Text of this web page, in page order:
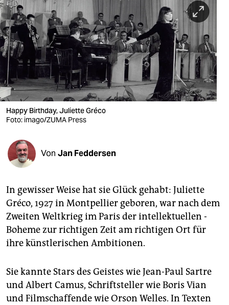
berlin
nord
wahrheit
verlag
verlag
veranstaltungen
shop
fragen & hilfe
abo
genossenschaft
epaper login
Happy Birthday, Juliette Gréco
Foto: imago/ZUMA Press
Von Jan Feddersen
In gewisser Weise hat sie Glück gehabt: Juliette
Gréco, 1927 in Montpellier geboren, war nach dem
Zweiten Weltkrieg im Paris der intellektuellen ­
Boheme zur richtigen Zeit am richtigen Ort für
ihre künstlerischen Ambitionen.
Sie kannte Stars des Geistes wie Jean-Paul Sartre
und Albert Camus, Schriftsteller wie Boris Vian
und Filmschaffende wie Orson Welles. In Texten